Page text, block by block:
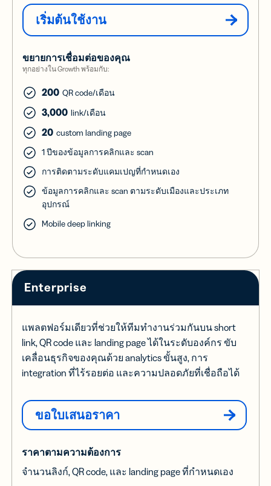
เริ่มต้นใช้งาน
ขยายการเชื่อมต่อของคุณ
ทุกอย่างใน Growth พร้อมกับ:
200 QR code/เดือน
3,000 link/เดือน
20 custom landing page
1 ปีของข้อมูลการคลิกและ scan
การติดตามระดับแคมเปญที่กำหนดเอง
ข้อมูลการคลิกและ scan ตามระดับเมืองและประเภท
อุปกรณ์
Mobile deep linking
Enterprise
แพลตฟอร์มเดียวที่ช่วยให้ทีมทำงานร่วมกันบน short
link, QR code และ landing page ได้ในระดับองค์กร ขับ
เคลื่อนธุรกิจของคุณด้วย analytics ขั้นสูง, การ
integration ที่ไร้รอยต่อ และความปลอดภัยที่เชื่อถือได้
ขอใบเสนอราคา
ราคาตามความต้องการ
จำนวนลิงก์, QR code, และ landing page ที่กำหนดเอง